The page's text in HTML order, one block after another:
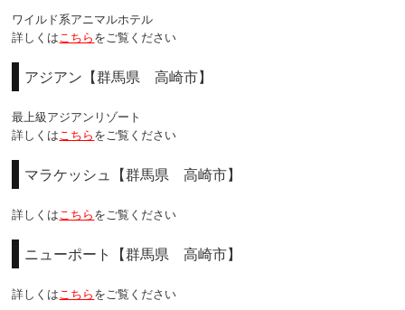
ワイルド系アニマルホテル
詳しくはこちらをご覧ください
アジアン【群馬県 高崎市】
最上級アジアンリゾート
詳しくはこちらをご覧ください
マラケッシュ【群馬県 高崎市】
詳しくはこちらをご覧ください
ニューポート【群馬県 高崎市】
詳しくはこちらをご覧ください